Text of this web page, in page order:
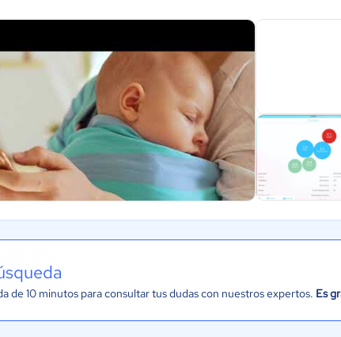
de 10 minutos para consultar tus dudas con nuestros expertos. Es